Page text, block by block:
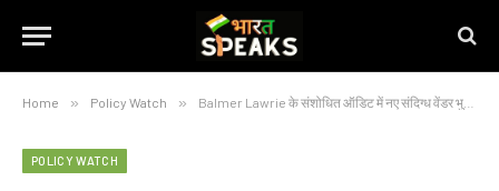
Home » Policy Watch » Balmer Lawrie के संशोधित ऑडिट में नए संदिग्ध वेंडर भुगतान का खुलासा, CAG की टिप्पणियों के बाद सामने आई अतिरिक्त अनियमितताएं
POLICY WATCH